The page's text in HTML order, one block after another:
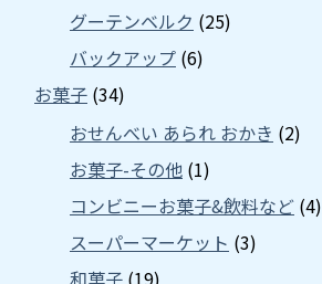
グーテンベルク (25)
バックアップ (6)
お菓子 (34)
おせんべい あられ おかき (2)
お菓子-その他 (1)
コンビニーお菓子&飲料など (4)
スーパーマーケット (3)
和菓子 (19)